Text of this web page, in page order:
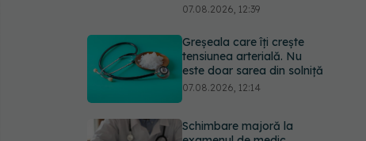
07.08.2026, 12:39
Greșeala care îți crește
tensiunea arterială. Nu
este doar sarea din solniță
07.08.2026, 12:14
Schimbare majoră la